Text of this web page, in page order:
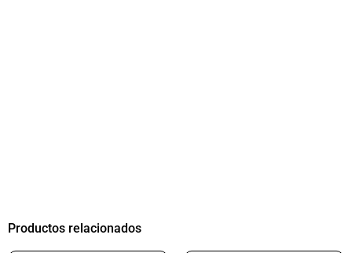
Productos relacionados